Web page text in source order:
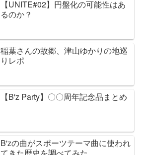
【UNITE#02】円盤化の可能性はあ
るのか？
稲葉さんの故郷、津山ゆかりの地巡
りレポ
【B'z Party】〇〇周年記念品まとめ
B'zの曲がスポーツテーマ曲に使われ
てきた歴史を調べてみた